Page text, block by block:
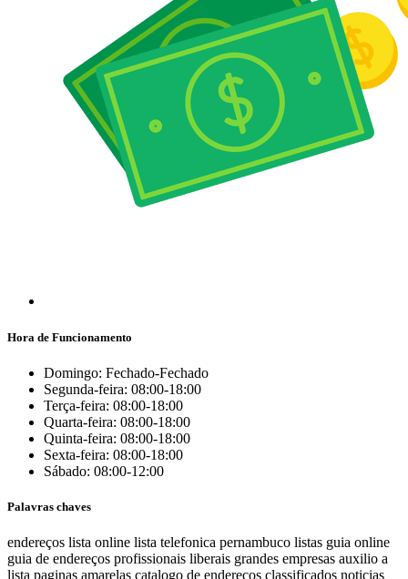
Hora de Funcionamento
Domingo: Fechado-Fechado
Segunda-feira: 08:00-18:00
Terça-feira: 08:00-18:00
Quarta-feira: 08:00-18:00
Quinta-feira: 08:00-18:00
Sexta-feira: 08:00-18:00
Sábado: 08:00-12:00
Palavras chaves
endereços lista online lista telefonica pernambuco listas guia online
guia de endereços profissionais liberais grandes empresas auxilio a
lista paginas amarelas catalogo de endereços classificados noticias